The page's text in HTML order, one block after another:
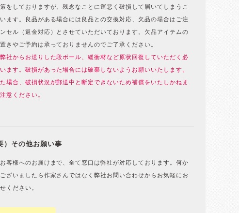
をしておりますが、残念なことに運悪く破損して届いてしまうこ
ます。良品がある場合には良品との交換対応、欠品の場合はご注
セル（返金対応）とさせていただいております。欠品アイテムの
きやご予約は承っておりませんのでご了承ください。
社からお送りした段ボール、緩衝材など原状回復していただく必
ます。破損があった場合には破棄しないようお願いいたします。
場合、破損状況が郵送中と断定できないため補償をいたしかねま
意ください。
その他お願い事
客様へのお届けまで、全て窓口は弊社が対応しております。何か
ざいましたら作家さんではなく弊社お問い合わせからお気軽にお
ください。